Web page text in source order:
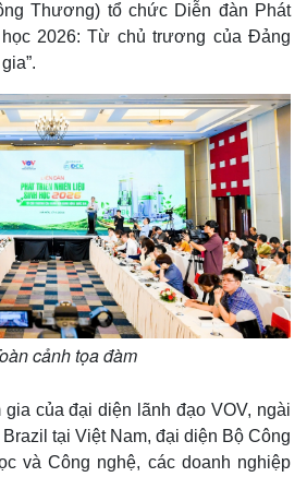
Thương) tổ chức Diễn đàn Phát
2026: Từ chủ trương của Đảng
cảnh tọa đàm
của đại diện lãnh đạo VOV, ngài
tại Việt Nam, đại diện Bộ Công
và Công nghệ, các doanh nghiệp